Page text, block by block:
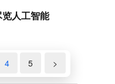
览人工智能
4 5 >